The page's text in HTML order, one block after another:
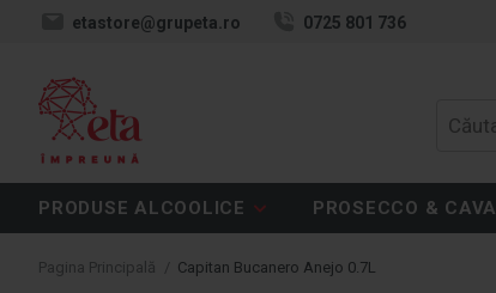
etastore@grupeta.ro 0725 801 736
PRODUSE ALCOOLICE PROSECCO & CAVA
Pagina Principală Capitan Bucanero Anejo 0.7L